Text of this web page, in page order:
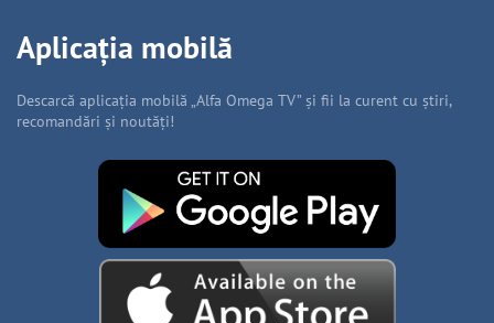
Aplicația mobilă
Descarcă aplicația mobilă „Alfa Omega TV” și fii la curent cu știri,
recomandări și noutăți!